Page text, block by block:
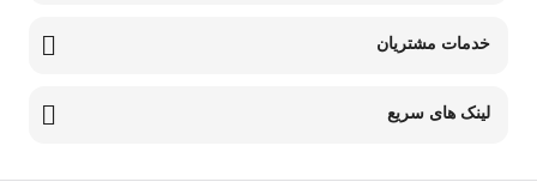
خدمات مشتریان
لینک های سریع